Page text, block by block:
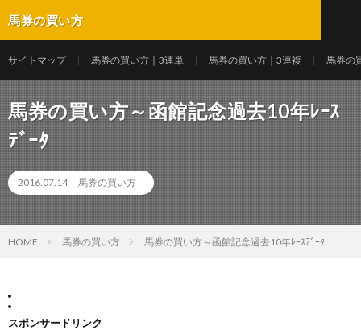
馬券の買い方
サイトマップ 馬券の買い方｜3連単 馬券の買い方｜3連複 馬券の
馬券の買い方～函館記念過去10年ﾚｰｽ
ﾃﾞｰﾀ
2016.07.14 馬券の買い方
HOME 馬券の買い方 馬券の買い方～函館記念過去10年ﾚｰｽﾃﾞｰﾀ
スポンサードリンク